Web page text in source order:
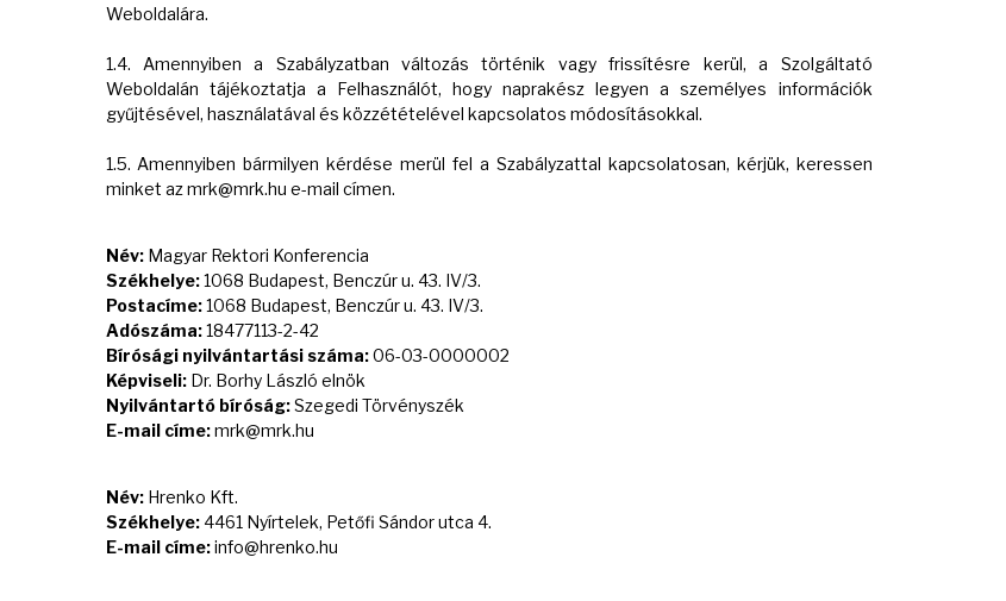
Weboldalára.
1.4. Amennyiben a Szabályzatban változás történik vagy frissítésre kerül, a Szolgáltató
Weboldalán tájékoztatja a Felhasználót, hogy naprakész legyen a személyes információk
gyűjtésével, használatával és közzétételével kapcsolatos módosításokkal.
1.5. Amennyiben bármilyen kérdése merül fel a Szabályzattal kapcsolatosan, kérjük, keressen
minket az mrk@mrk.hu e-mail címen.
Név: Magyar Rektori Konferencia
Székhelye:1068 Budapest, Benczúr u. 43. IV/3.
Postacíme:1068 Budapest, Benczúr u. 43. IV/3.
Adószáma:18477113-2-42
Bírósági nyilvántartási száma:06-03-0000002
Képviseli:Dr. Borhy László elnök
Nyilvántartó bíróság:Szegedi Törvényszék
E-mail címe:mrk@mrk.hu
Név:Hrenko Kft.
Székhelye:4461 Nyírtelek, Petőfi Sándor utca 4.
E-mail címe:info@hrenko.hu